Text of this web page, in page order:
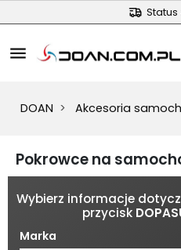
menu
DOAN Akcesoria
Pokrowce na
Wybierz informacje
przycisk
Marka